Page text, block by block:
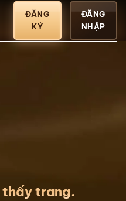
ĐĂNG
KÝ
ĐĂNG
NHẬP
trang.